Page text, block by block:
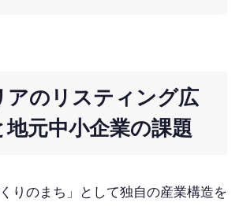
アのリスティング広
地元中小企業の課題
りのまち」として独自の産業構造を